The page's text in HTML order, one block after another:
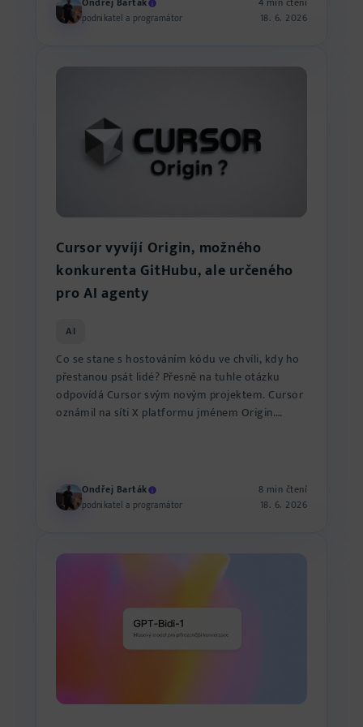
podnikatel a programátor
18. 6. 2026
Cursor vyvíjí Origin, možného
konkurenta GitHubu, ale určeného
pro AI agenty
AI
Co se stane s hostováním kódu ve chvíli, kdy ho
přestanou psát lidé? Přesně na tuhle otázku
odpovídá Cursor svým novým projektem. Cursor
oznámil na síti X platformu jménem Origin.
Ondřej Barták
podnikatel a programátor
8 min čtení
18. 6. 2026